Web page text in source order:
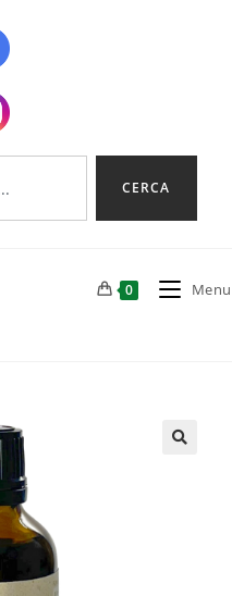
CERCA
0 Menu